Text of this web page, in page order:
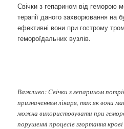
Свічки з гепарином від геморою
терапії даного захворювання на
ефективні вони при гострому
гемороїдальних вузлів.
Важливо: Свічки з гепарином
призначенням лікаря, так як вони
можна використовувати при
порушенні процесів згортання крові